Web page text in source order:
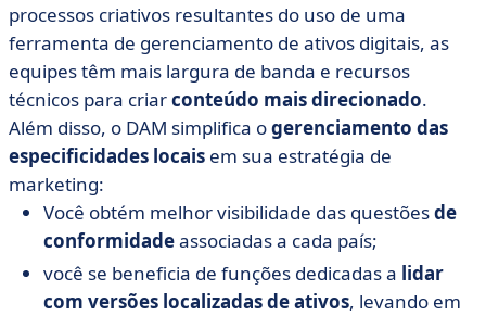
processos criativos resultantes do uso de uma
ferramenta de gerenciamento de ativos digitais, as
equipes têm mais largura de banda e recursos
técnicos para criarconteúdo mais direcionado.
Além disso, o DAM simplifica ogerenciamento das
especificidades locais em sua estratégia de
marketing:
Você obtém melhor visibilidade das questõesde
conformidadeassociadas a cada país;
você se beneficia de funções dedicadas a lidar
com versões localizadas de ativos, levando em